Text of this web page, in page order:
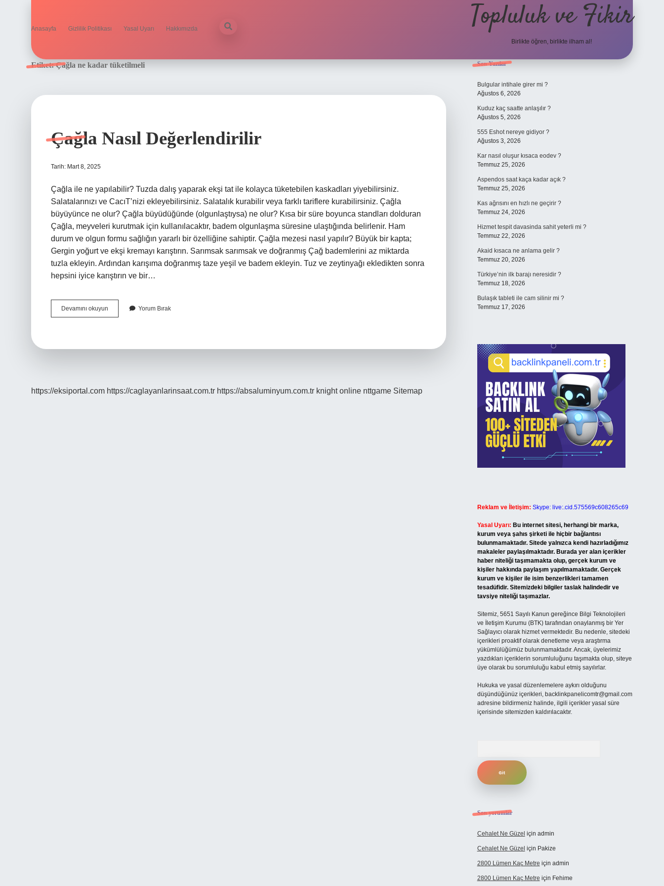
Anasayfa Gizlilik Politikası Yasal Uyarı Hakkımızda Topluluk ve Fikir
Birlikte öğren, birlikte ilham al!
Etiket:Çağla ne kadar tüketilmeli
Çağla Nasıl Değerlendirilir
Tarih: Mart 8, 2025
Çağla ile ne yapılabilir? Tuzda dalış yaparak ekşi tat ile kolayca tüketebilen kaskadları yiyebilirsiniz.
Salatalarınızı ve CacıT’nizi ekleyebilirsiniz. Salatalık kurabilir veya farklı tariflere kurabilirsiniz. Çağla
büyüyünce ne olur? Çağla büyüdüğünde (olgunlaştıysa) ne olur? Kısa bir süre boyunca standları dolduran
Çağla, meyveleri kurutmak için kullanılacaktır, badem olgunlaşma süresine ulaştığında belirlenir. Ham
durum ve olgun formu sağlığın yararlı bir özelliğine sahiptir. Çağla mezesi nasıl yapılır? Büyük bir kapta;
Gergin yoğurt ve ekşi kremayı karıştırın. Sarımsak sarımsak ve doğranmış Çağ bademlerini az miktarda
tuzla ekleyin. Ardından karışıma doğranmış taze yeşil ve badem ekleyin. Tuz ve zeytinyağı ekledikten sonra
hepsini iyice karıştırın ve bir…
Devamını okuyun
Nasıl
Yorum Bırak
https://eksiportal.com https://caglayanlarinsaat.com.tr https://absaluminyum.com.tr knight online nttgame Sitemap
Sidebar
Son Yazılar
Bulgular intihale girer mi ?
Ağustos 6, 2026
Kuduz kaç saatte anlaşılır ?
Ağustos 5, 2026
555 Eshot nereye gidiyor ?
Ağustos 3, 2026
Kar nasıl oluşur kısaca eodev ?
Temmuz 25, 2026
Aspendos saat kaça kadar açık ?
Temmuz 25, 2026
Kas ağrısını en hızlı ne geçirir ?
Temmuz 24, 2026
Hizmet tespit davasinda sahit yeterli mi ?
Temmuz 22, 2026
Akaid kısaca ne anlama gelir ?
Temmuz 20, 2026
Türkiye’nin ilk barajı neresidir ?
Temmuz 18, 2026
Bulaşık tableti ile cam silinir mi ?
Temmuz 17, 2026
Reklam ve İletişim: Skype: live:.cid.575569c608265c69
Yasal Uyarı: Bu internet sitesi, herhangi bir marka,
kurum veya şahıs şirketi ile hiçbir bağlantısı
bulunmamaktadır. Sitede yalnızca kendi hazırladığımız
makaleler paylaşılmaktadır. Burada yer alan içerikler
haber niteliği taşımamakta olup, gerçek kurum ve
kişiler hakkında paylaşım yapılmamaktadır. Gerçek
kurum ve kişiler ile isim benzerlikleri tamamen
tesadüfidir. Sitemizdeki bilgiler taslak halindedir ve
tavsiye niteliği taşımazlar.
Sitemiz, 5651 Sayılı Kanun gereğince Bilgi Teknolojileri
ve İletişim Kurumu (BTK) tarafından onaylanmış bir Yer
Sağlayıcı olarak hizmet vermektedir. Bu nedenle, sitedeki
içerikleri proaktif olarak denetleme veya araştırma
yükümlülüğümüz bulunmamaktadır. Ancak, üyelerimiz
yazdıkları içeriklerin sorumluluğunu taşımakta olup, siteye
üye olarak bu sorumluluğu kabul etmiş sayılırlar.
Hukuka ve yasal düzenlemelere aykırı olduğunu
düşündüğünüz içerikleri, backlinkpanelicomtr@gmail.com
adresine bildirmeniz halinde, ilgili içerikler yasal süre
içerisinde sitemizden kaldırılacaktır.
Son yorumlar
Cehalet Ne Güzel için admin
Cehalet Ne Güzel için Pakize
2800 Lümen Kaç Metre için admin
2800 Lümen Kaç Metre için Fehime